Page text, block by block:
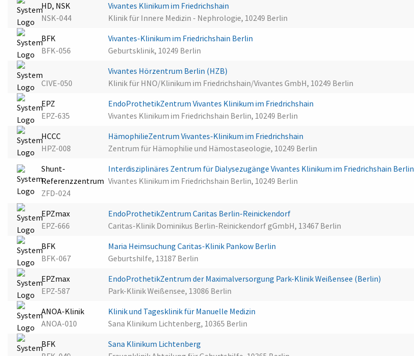
HD, NSK
NSK-044
Vivantes Klinikum im Friedrichshain
Klinik für Innere Medizin - Nephrologie, 10249 Berlin
BFK
BFK-056
Vivantes-Klinikum im Friedrichshain Berlin
Geburtsklinik, 10249 Berlin
CIVE-050
Vivantes Hörzentrum Berlin (HZB)
Klinik für HNO/Klinikum im Friedrichshain/Vivantes GmbH, 10249 Berlin
EPZ
EPZ-635
EndoProthetikZentrum Vivantes Klinikum im Friedrichshain
Vivantes Klinikum im Friedrichshain Berlin, 10249 Berlin
HCCC
HPZ-008
HämophilieZentrum Vivantes-Klinikum im Friedrichshain
Zentrum für Hämophilie und Hämostaseologie, 10249 Berlin
Shunt-
Referenzzentrum
ZFD-024
Interdisziplinäres Zentrum für Dialysezugänge Vivantes Klinikum im Friedrichshain Berlin
Vivantes Klinikum im Friedrichshain Berlin, 10249 Berlin
EPZmax
EPZ-666
EndoProthetikZentrum Caritas Berlin-Reinickendorf
Caritas-Klinik Dominikus Berlin-Reinickendorf gGmbH, 13467 Berlin
BFK
BFK-067
Maria Heimsuchung Caritas-Klinik Pankow Berlin
Geburtshilfe, 13187 Berlin
EPZmax
EPZ-587
EndoProthetikZentrum der Maximalversorgung Park-Klinik Weißensee (Berlin)
Park-Klinik Weißensee, 13086 Berlin
ANOA-Klinik
ANOA-010
Klinik und Tagesklinik für Manuelle Medizin
Sana Klinikum Lichtenberg, 10365 Berlin
BFK
Sana Klinikum Lichtenberg